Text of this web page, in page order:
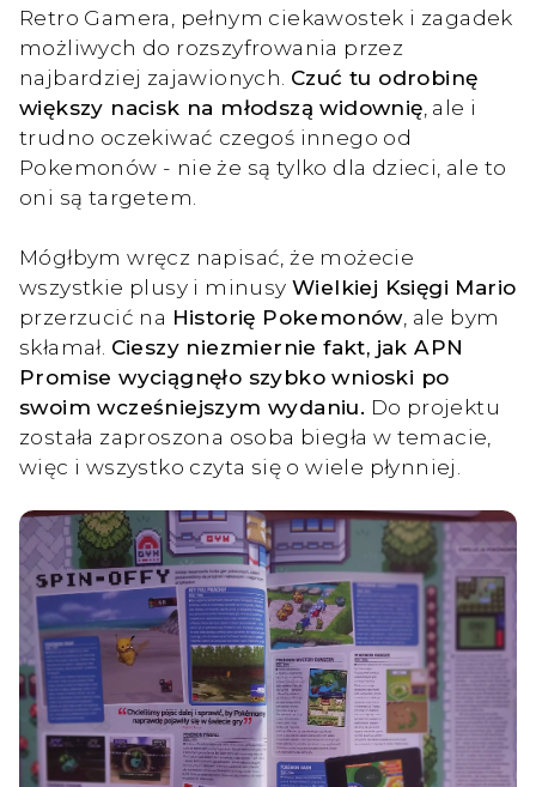
Retro Gamera, pełnym ciekawostek i zagadek
możliwych do rozszyfrowania przez
najbardziej zajawionych. Czuć tu odrobinę
większy nacisk na młodszą widownię , ale i
trudno oczekiwać czegoś innego od
Pokemonów - nie że są tylko dla dzieci, ale to
oni są targetem.
Mógłbym wręcz napisać, że możecie
wszystkie plusy i minusy Wielkiej Księgi Mario
przerzucić na Historię Pokemonów, ale bym
skłamał. Cieszy niezmiernie fakt, jak APN
Promise wyciągnęło szybko wnioski po
swoim wcześniejszym wydaniu. Do projektu
została zaproszona osoba biegła w temacie,
więc i wszystko czyta się o wiele płynniej.